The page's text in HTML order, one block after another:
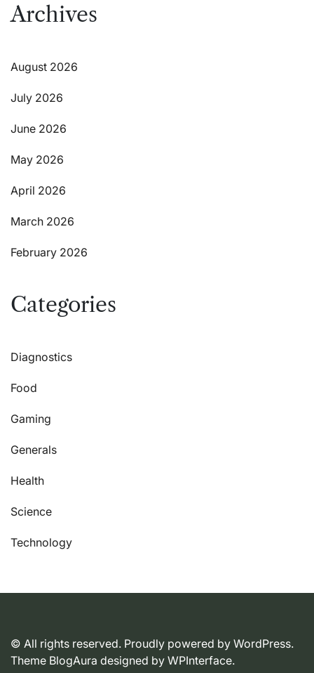
Archives
August 2026
July 2026
June 2026
May 2026
April 2026
March 2026
February 2026
Categories
Diagnostics
Food
Gaming
Generals
Health
Science
Technology
© All rights reserved. Proudly powered by WordPress.
Theme BlogAura designed by WPInterface.